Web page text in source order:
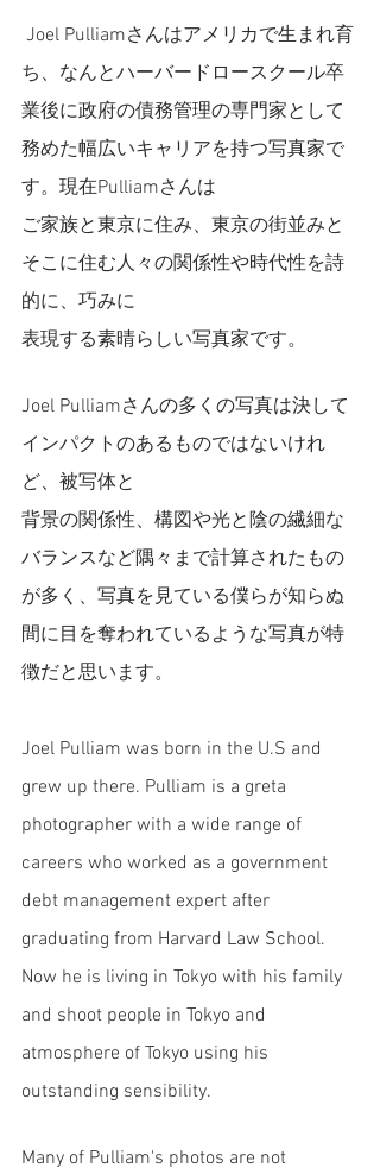
ち、なんとハーバードロースクール卒
業後に政府の債務管理の専門家として
務めた幅広いキャリアを持つ写真家で
す。現在Pulliamさんは
ご家族と東京に住み、東京の街並みと
そこに住む人々の関係性や時代性を詩
的に、巧みに
表現する素晴らしい写真家です。
Joel Pulliamさんの多くの写真は決して
インパクトのあるものではないけれ
ど、被写体と
背景の関係性、構図や光と陰の繊細な
バランスなど隅々まで計算されたもの
が多く、写真を見ている僕らが知らぬ
間に目を奪われているような写真が特
徴だと思います。
Joel Pulliam was born in the U.S and
grew up there. Pulliam is a greta
photographer with a wide range of
careers who worked as a government
debt management expert after
graduating from Harvard Law School.
Now he is living in Tokyo with his family
and shoot people in Tokyo and
atmosphere of Tokyo using his
outstanding sensibility.
Many of Pulliam's photos are not